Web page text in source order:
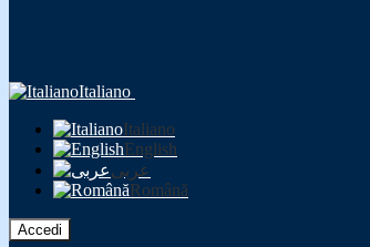
Italiano
Italiano
English
عربى
Română
Accedi